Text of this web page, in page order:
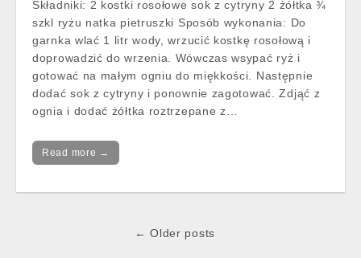
Składniki: 2 kostki rosołowe sok z cytryny 2 żółtka ¾
szkl ryżu natka pietruszki Sposób wykonania: Do
garnka wlać 1 litr wody, wrzucić kostkę rosołową i
doprowadzić do wrzenia. Wówczas wsypać ryż i
gotować na małym ogniu do miękkości. Następnie
dodać sok z cytryny i ponownie zagotować. Zdjąć z
ognia i dodać żółtka roztrzepane z…
Read more →
← Older posts